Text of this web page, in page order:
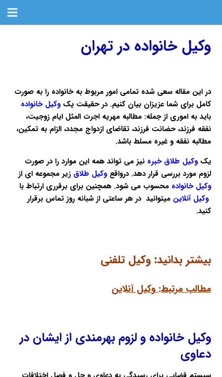
وکیل خانواده در تهران
در این مقاله سعی شده تمامی امور مربوط بهخانوادهرا به صورت
کامل برای شما عزیزان بیان کنیم. در حقیقت یکوکیل خانواده
باید به اموری از جمله: مطالبه مهریه اجرت المثل ایام زوجیت،
نفقه فرزند، حضانت فرزند، تقاضای ازدواج مجدد، الزام به تمکین،
مطالبه نفقه و غیره مسلط باشد.
یکوکیل طلاق خبره نیز می تواند همه این موارد را در صورت
لزوم مورد بررسی قرار دهد. درواقعوکیل طلاق زیر مجموعه ای از
وکیل خانوادهمحسوب می شود. همچنین برای برقرری ارتباط با
وکیل آنلاین میتوانید در هر ساعتی از شبانه روز تماس برقرار
کنید.
بیشتر بدانید:وکیل تلفنی
مطالب مرتبط:وکیل آنلاین
وکیل خانواده و لزوم بهرمندی از ایشان در
دعاوی